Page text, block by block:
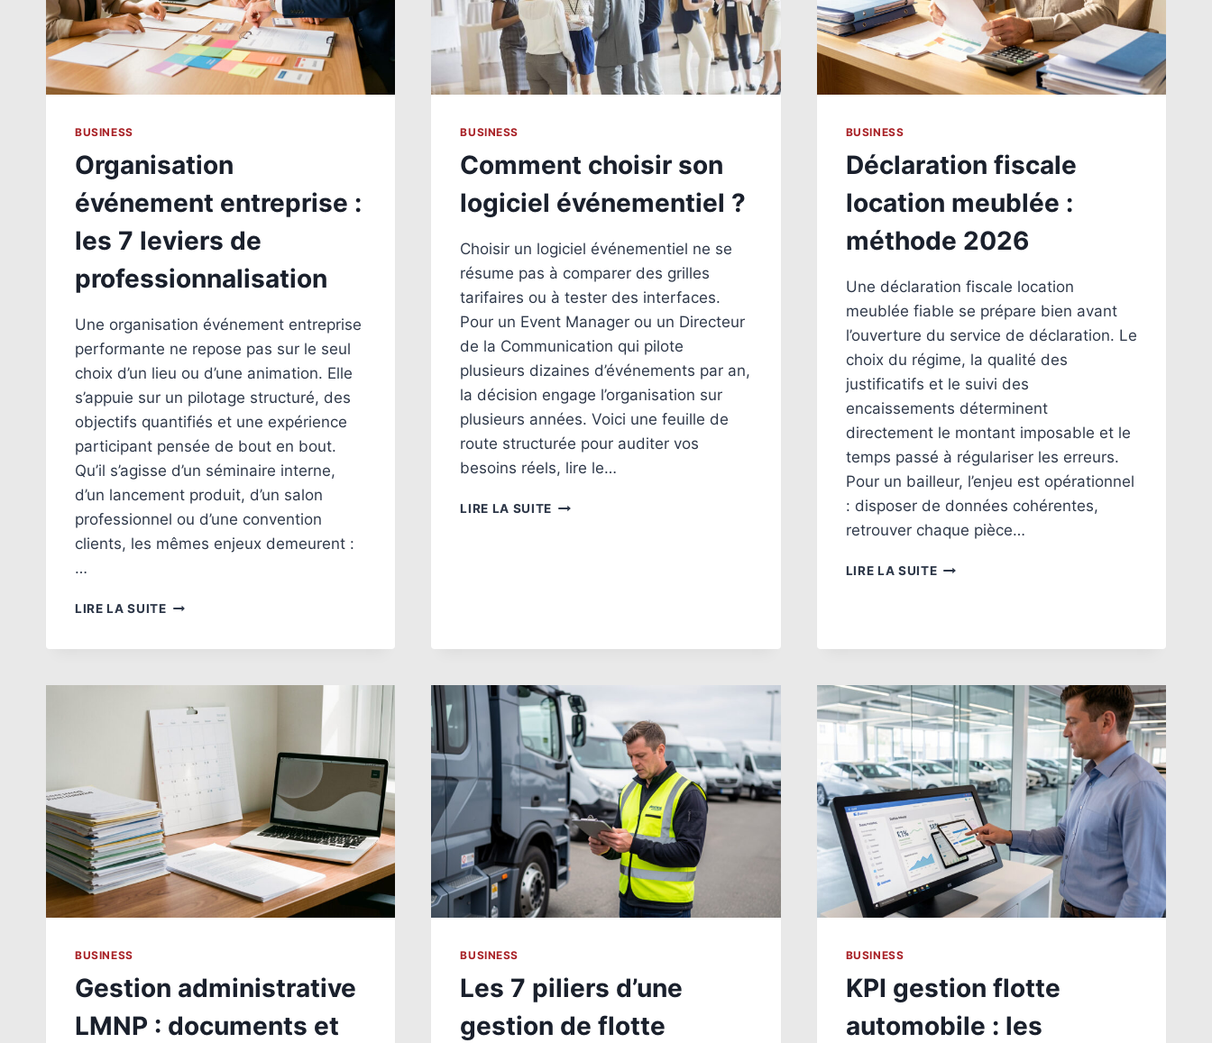
BUSINESS
Organisation
événement entreprise :
les 7 leviers de
professionnalisation
Une organisation événement entreprise
performante ne repose pas sur le seul
choix d’un lieu ou d’une animation. Elle
s’appuie sur un pilotage structuré, des
objectifs quantifiés et une expérience
participant pensée de bout en bout.
Qu’il s’agisse d’un séminaire interne,
d’un lancement produit, d’un salon
professionnel ou d’une convention
clients, les mêmes enjeux demeurent :
…
LIRE LA SUITEORGANISATION
LEVIERS
PROFESSIONNALISATION
BUSINESS
Comment choisir son
logiciel événementiel ?
Choisir un logiciel événementiel ne se
résume pas à comparer des grilles
tarifaires ou à tester des interfaces.
Pour un Event Manager ou un Directeur
de la Communication qui pilote
plusieurs dizaines d’événements par an,
la décision engage l’organisation sur
plusieurs années. Voici une feuille de
route structurée pour auditer vos
besoins réels, lire le…
LIRE LA SUITE COMMENT
BUSINESS
Déclaration fiscale
location meublée :
méthode 2026
Une déclaration fiscale location
meublée fiable se prépare bien avant
l’ouverture du service de déclaration. Le
choix du régime, la qualité des
justificatifs et le suivi des
encaissements déterminent
directement le montant imposable et le
temps passé à régulariser les erreurs.
Pour un bailleur, l’enjeu est opérationnel
: disposer de données cohérentes,
retrouver chaque pièce…
LIRE LA SUITEDÉCLARATION
BUSINESS
Gestion administrative
LMNP : documents et
BUSINESS
Les 7 piliers d’une
gestion de flotte
BUSINESS
KPI gestion flotte
automobile : les